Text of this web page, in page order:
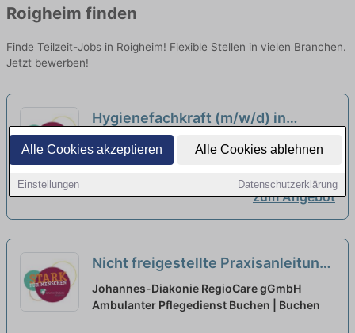
Alle Cookies akzeptieren Alle Cookies ablehnen
Einstellungen Datenschutzerklärung
Roigheim finden
Finde Teilzeit-Jobs in Roigheim! Flexible Stellen in vielen Branchen.
Jetzt bewerben!
Hygienefachkraft (m/w/d) in
Teilzeit – Bei uns startet Deine
Karriere! neu
Johannes-Diakonie RegioCare gGmbH
Ambulanter Pflegedienst Buchen | Buchen
zum Angebot
Nicht freigestellte Praxisanleitung
(m/w/d) in Teilzeit – Bei uns startet
Deine Karriere! neu
Johannes-Diakonie RegioCare gGmbH
Ambulanter Pflegedienst Buchen | Buchen